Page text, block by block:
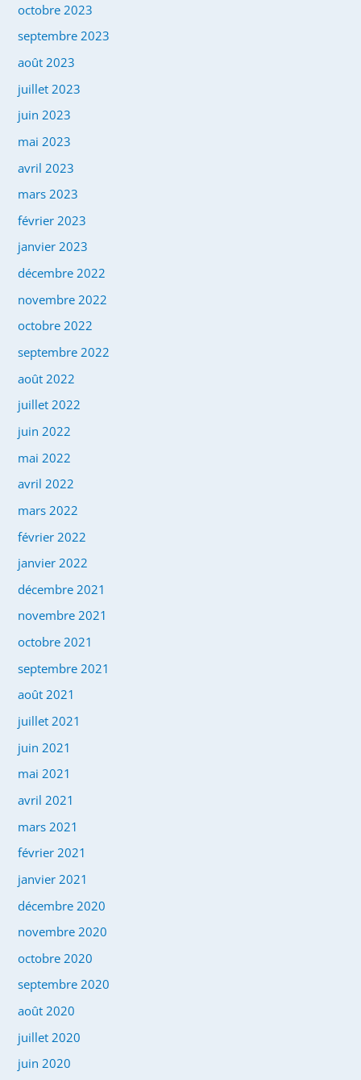
octobre 2023
septembre 2023
août 2023
juillet 2023
juin 2023
mai 2023
avril 2023
mars 2023
février 2023
janvier 2023
décembre 2022
novembre 2022
octobre 2022
septembre 2022
août 2022
juillet 2022
juin 2022
mai 2022
avril 2022
mars 2022
février 2022
janvier 2022
décembre 2021
novembre 2021
octobre 2021
septembre 2021
août 2021
juillet 2021
juin 2021
mai 2021
avril 2021
mars 2021
février 2021
janvier 2021
décembre 2020
novembre 2020
octobre 2020
septembre 2020
août 2020
juillet 2020
juin 2020